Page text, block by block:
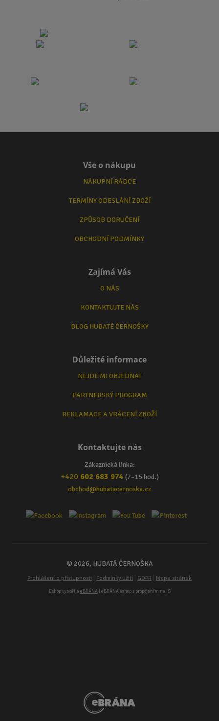
Vše o nákupu
NÁKUPNÍ RÁDCE
TERMÍNY ODESLÁNÍ ZBOŽÍ
ZPŮSOB DORUČENÍ
OBCHODNÍ PODMÍNKY
Zajímá Vás
O NÁS
KONTAKTUJTE NÁS
BLOG HUBATÉ ČERNOŠKY
Důležité informace
NEJDE MI OBJEDNAT
PARTNERSKÝ PROGRAM
REKLAMACE A VRÁCENÍ ZBOŽÍ
Kontaktujte nás
Zákaznická linka:
+420 602 683 974 (7–15 hod.)
obchod@hubatacernoska.cz
© 2026, HUBATÁ ČERNOŠKA
Prohlášení o přístupnosti Podmínky užití GDPR Mapa stránek
Eshop vytvořila eBRÁNA| eBRÁNA eshop s propojením na IS